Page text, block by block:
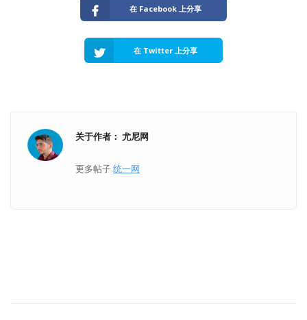
在 Facebook 上分享
在 Twitter 上分享
关于作者： 尤尼网
更多帖子统一网